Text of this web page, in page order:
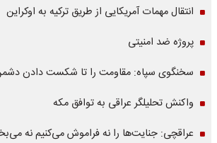
انتقال مهمات آمریکایی از طریق ترکیه به اوکراین
پروژه ضد امنیتی
سخنگوی سپاه: مقاومت را تا شکست دادن
واکنش تحلیلگر عراقی به توافق مکه
عراقچی: جنایت‌ها را نه فراموش می‌کنیم نه